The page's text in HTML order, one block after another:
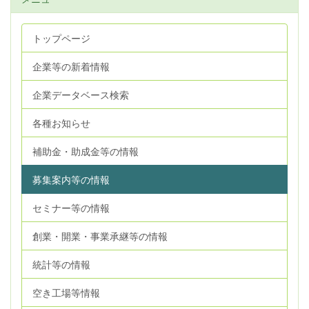
トップページ
企業等の新着情報
企業データベース検索
各種お知らせ
補助金・助成金等の情報
募集案内等の情報
セミナー等の情報
創業・開業・事業承継等の情報
統計等の情報
空き工場等情報